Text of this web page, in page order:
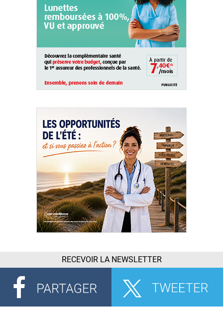
RECEVOIR LA NEWSLETTER